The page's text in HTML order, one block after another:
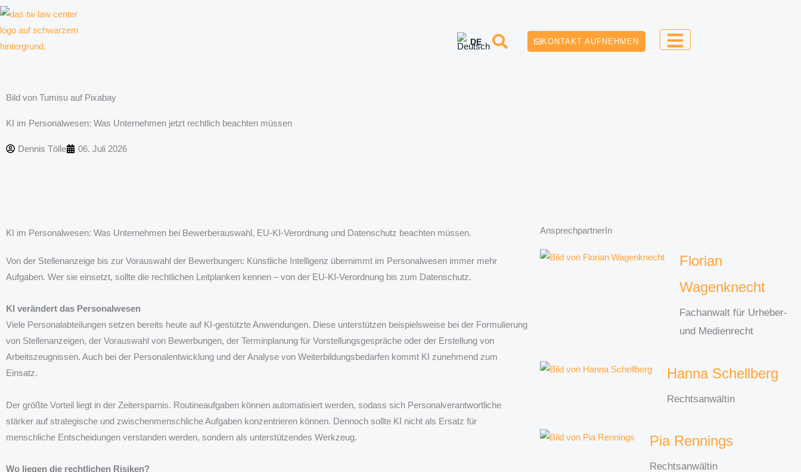
Zum
KONTAKT AUFNEHMEN
Bild von Tumisu auf Pixabay
KI im Personalwesen: Was Unternehmen jetzt rechtlich beachten müssen
Dennis Tölle 06. Juli 2026
KI im Personalwesen: Was Unternehmen bei Bewerberauswahl, EU-KI-Verordnung und Datenschutz beachten müssen.
Von der Stellenanzeige bis zur Vorauswahl der Bewerbungen: Künstliche Intelligenz übernimmt im Personalwesen immer mehr
Aufgaben. Wer sie einsetzt, sollte die rechtlichen Leitplanken kennen – von der EU-KI-Verordnung bis zum Datenschutz.
KI verändert das Personalwesen
Viele Personalabteilungen setzen bereits heute auf KI-gestützte Anwendungen. Diese unterstützen beispielsweise bei der Formulierung
von Stellenanzeigen, der Vorauswahl von Bewerbungen, der Terminplanung für Vorstellungsgespräche oder der Erstellung von
Arbeitszeugnissen. Auch bei der Personalentwicklung und der Analyse von Weiterbildungsbedarfen kommt KI zunehmend zum
Einsatz.
Der größte Vorteil liegt in der Zeitersparnis. Routineaufgaben können automatisiert werden, sodass sich Personalverantwortliche
stärker auf strategische und zwischenmenschliche Aufgaben konzentrieren können. Dennoch sollte KI nicht als Ersatz für
menschliche Entscheidungen verstanden werden, sondern als unterstützendes Werkzeug.
Wo liegen die rechtlichen Risiken?
AnsprechpartnerIn
Florian
Wagenknecht
Fachanwalt für Urheber-
und Medienrecht
Hanna Schellberg
Rechtsanwältin
Pia Rennings
Rechtsanwältin